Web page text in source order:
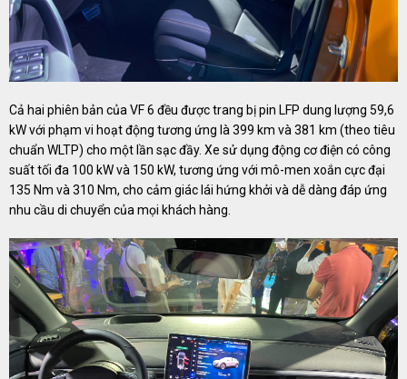
Cả hai phiên bản của VF 6 đều được trang bị pin LFP dung lượng 59,6
kW với phạm vi hoạt động tương ứng là 399 km và 381 km (theo tiêu
chuẩn WLTP) cho một lần sạc đầy. Xe sử dụng động cơ điện có công
suất tối đa 100 kW và 150 kW, tương ứng với mô-men xoắn cực đại
135 Nm và 310 Nm, cho cảm giác lái hứng khởi và dễ dàng đáp ứng
nhu cầu di chuyển của mọi khách hàng.